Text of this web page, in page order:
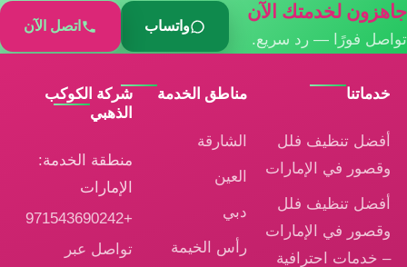
جاهزون لخدمتك الآن
تواصل فورًا — رد سريع.
واتساب اتصل الآن
خدماتنا
أفضل تنظيف فلل
وقصور في الإمارات
أفضل تنظيف فلل
وقصور في الإمارات
– خدمات احترافية
مناطق الخدمة
الشارقة
العين
دبي
رأس الخيمة
شركة الكوكب
الذهبي
منطقة الخدمة:
الإمارات
+971543690242
تواصل عبر